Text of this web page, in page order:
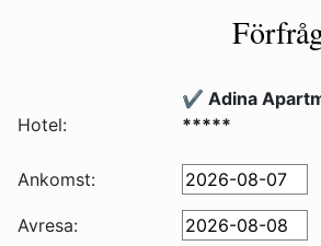
Hotel:
✔️ Adina
*****
Ankomst:
Avresa: